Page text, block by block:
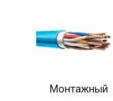
Монтажный